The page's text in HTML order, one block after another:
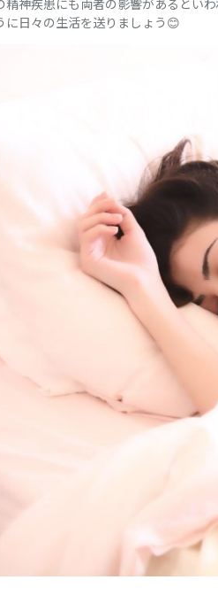
精神疾患にも両者の影響があるとい
に日々の生活を送りましょう😊